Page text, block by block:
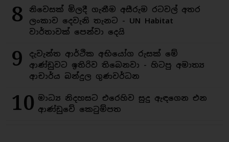
8
නිවෙසක් මිලදී ගැනීම අසීරුම රටවල් අතර
ලංකාව දෙවැනි තැනට - UN Habitat
වාර්තාවක් පෙන්වා දෙයි
9
දැවැන්ත ආර්ථික අභියෝග රුසක් මේ
ආණ්ඩුවට ඉතිරිව තිබෙනවා - හිටපු අමාත්‍ය
ආචාර්ය බන්දුල ගුණවර්ධන
10 මාධ්‍ය නිදහසට එරෙහිව සුදු ඇඳගෙන එන
ආණ්ඩුවේ කෙටුම්පත